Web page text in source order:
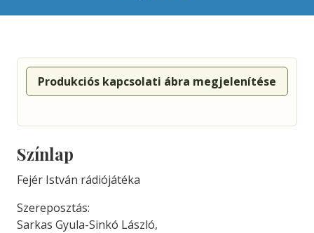
Produkciós kapcsolati ábra megjelenítése
Színlap
Fejér István rádiójátéka
Szereposztás:
Sarkas Gyula-Sinkó László,